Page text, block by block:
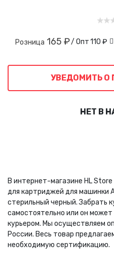
Розница 165 ₽/ Опт110 ₽
УВЕДОМИТЬ О
НЕТ В
В интернет-магазине HL
для картриджей для машинки
стерильный черный. Забрать
самостоятельно или он
курьером. Мы осуществляем
России. Весь товар
необходимую сертификацию.